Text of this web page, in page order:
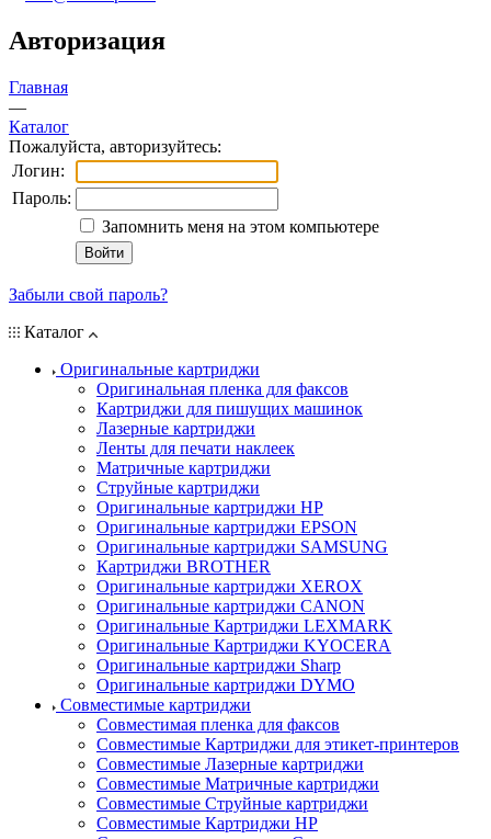
Авторизация
Главная
—
Каталог
Пожалуйста, авторизуйтесь:
Логин:
Пароль:
Запомнить меня на этом компьютере
Забыли свой пароль?
Каталог
Оригинальные картриджи
Оригинальная пленка для факсов
Картриджи для пишущих машинок
Лазерные картриджи
Ленты для печати наклеек
Матричные картриджи
Струйные картриджи
Оригинальные картриджи HP
Оригинальные картриджи EPSON
Оригинальные картриджи SAMSUNG
Картриджи BROTHER
Оригинальные картриджи XEROX
Оригинальные картриджи CANON
Оригинальные Картриджи LEXMARK
Оригинальные Картриджи KYOCERA
Оригинальные картриджи Sharp
Оригинальные картриджи DYMO
Совместимые картриджи
Совместимая пленка для факсов
Совместимые Картриджи для этикет-принтеров
Совместимые Лазерные картриджи
Совместимые Матричные картриджи
Совместимые Струйные картриджи
Совместимые Картриджи HP